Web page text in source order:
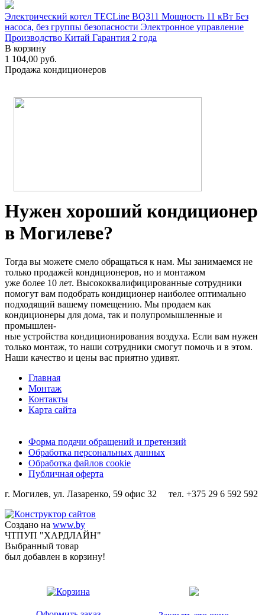
Электрический котел TECLine BQ311 Мощность 11 кВт Без
насоса, без группы безопасности Электронное управление
Производство Китай Гарантия 2 года
В корзину
1 104,00 руб.
Продажа кондиционеров
Нужен хороший кондиционер
в Могилеве?
Тогда вы можете смело обращаться к нам. Мы занимаемся не
только продажей кондиционеров, но и монтажом
уже более 10 лет. Высококвалифицированные сотрудники
помогут вам подобрать кондиционер наиболее оптимально
подходящий вашему помещению. Мы продаем как
кондиционеры для дома, так и полупромышленные и
промышлен-
ные устройства кондиционирования воздуха. Если вам нужен
только монтаж, то наши сотрудники смогут помочь и в этом.
Наши качество и цены вас приятно удивят.
Главная
Монтаж
Контакты
Карта сайта
Форма подачи обращений и претензий
Обработка персональных данных
Обработка файлов cookie
Публичная оферта
г. Могилев, ул. Лазаренко, 59 офис 32 тел. +375 29 6 592 592
Создано на www.by
ЧТПУП "ХАРДЛАЙН"
Выбранный товар
был добавлен в корзину!